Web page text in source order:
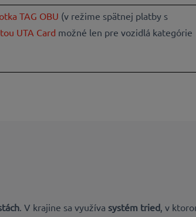
TAG OBU (v režime spätnej platby s
UTA Card možné len pre vozidlá kategórie
. V krajine sa využíva systém tried, v